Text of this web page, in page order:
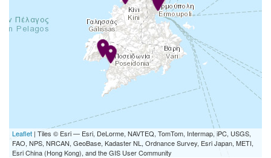
Leaflet | Tiles © Esri — Esri, DeLorme, NAVTEQ, TomTom, Intermap, iPC, USGS,
FAO, NPS, NRCAN, GeoBase, Kadaster NL, Ordnance Survey, Esri Japan, METI,
Esri China (Hong Kong), and the GIS User Community